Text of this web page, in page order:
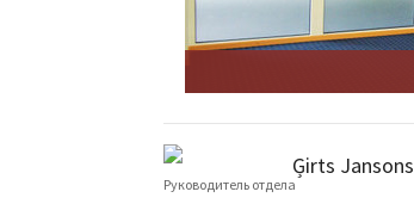
Ģirts Jansons
Руководитель отдела